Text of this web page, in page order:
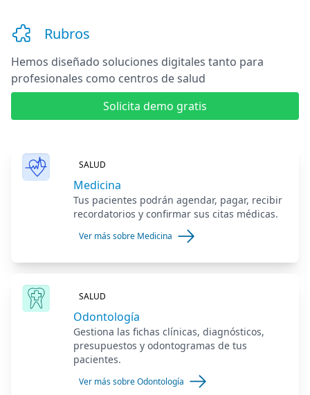
Rubros
Hemos diseñado soluciones digitales tanto para
profesionales como centros de salud
Solicita demo gratis
SALUD
Medicina
Tus pacientes podrán agendar, pagar, recibir
recordatorios y confirmar sus citas médicas.
Ver más sobre Medicina
SALUD
Odontología
Gestiona las fichas clínicas, diagnósticos,
presupuestos y odontogramas de tus
pacientes.
Ver más sobre Odontología